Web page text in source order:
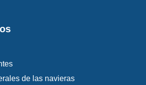
de las navieras